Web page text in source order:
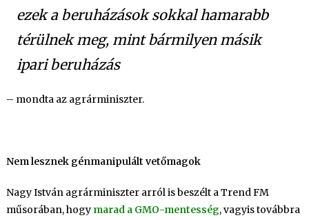
ezek a beruházások sokkal hamarabb
térülnek meg, mint bármilyen másik
ipari beruházás
– mondta az agrárminiszter.
Nem lesznek génmanipulált vetőmagok
Nagy István agrárminiszter arról is beszélt a Trend FM
műsorában, hogy marad a GMO-mentesség, vagyis továbbra